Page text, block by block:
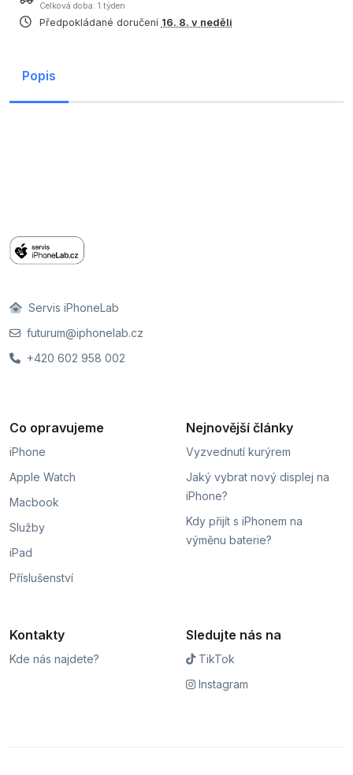
Celková doba: 1 týden
Předpokládané doručení 16. 8. v neděli
Popis
Servis iPhoneLab
futurum@iphonelab.cz
+420 602 958 002
Co opravujeme
iPhone
Apple Watch
Macbook
Služby
iPad
Příslušenství
Nejnovější články
Vyzvednutí kurýrem
Jaký vybrat nový displej na
iPhone?
Kdy přijít s iPhonem na
výměnu baterie?
Kontakty
Kde nás najdete?
Sledujte nás na
TikTok
Instagram